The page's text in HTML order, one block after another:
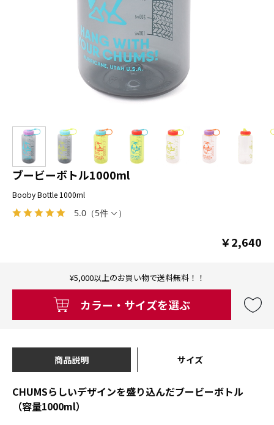
5.0 （5件 ）
ブービーボトル1000ml
Booby Bottle 1000ml
￥2,640
¥5,000以上のお買い物で送料無料！！
カラー・サイズを選ぶ
商品説明 サイズ
CHUMSらしいデザインを盛り込んだブービーボトル
（容量1000ml）